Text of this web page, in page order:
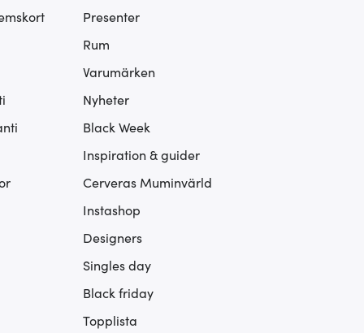
Presenter
Rum
Varumärken
Nyheter
Black Week
Inspiration & guider
Cerveras Muminvärld
Instashop
Designers
Singles day
Black friday
Topplista